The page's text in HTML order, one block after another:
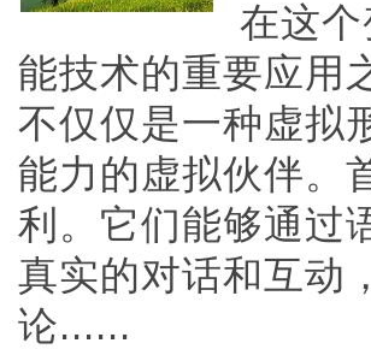
在这
能技术的重要应用
不仅仅是一种虚拟
能力的虚拟伙伴。
利。它们能够通过
真实的对话和互动
论......